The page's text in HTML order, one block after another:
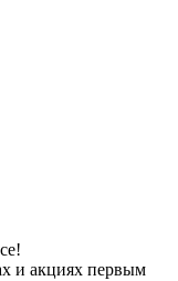
и акциях первым